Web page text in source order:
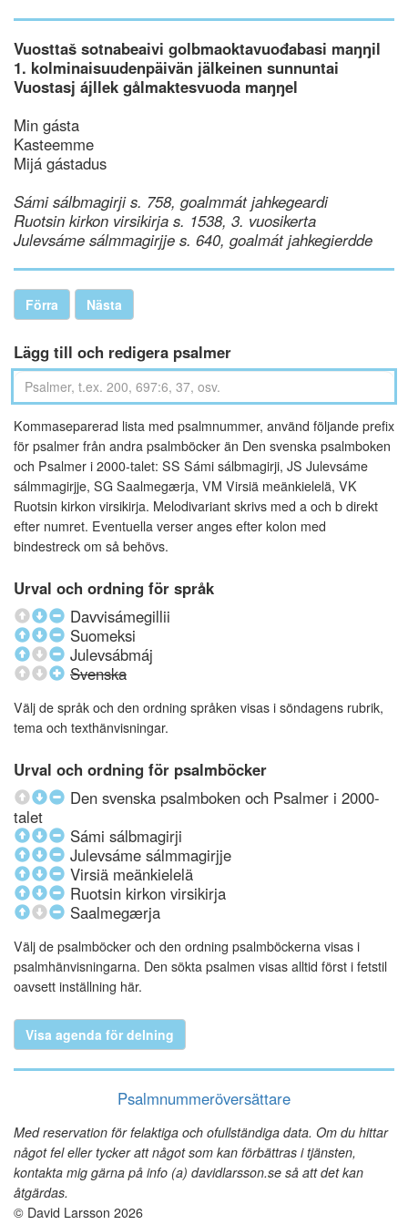
Vuosttaš sotnabeaivi golbmaoktavuođabasi maŋŋil
1. kolminaisuudenpäivän jälkeinen sunnuntai
Vuostasj ájllek gålmaktesvuoda maŋŋel
Min gásta
Kasteemme
Mijá gástadus
Sámi sálbmagirji s. 758, goalmmát jahkegeardi
Ruotsin kirkon virsikirja s. 1538, 3. vuosikerta
Julevsáme sálmmagirjje s. 640, goalmát jahkegierdde
Förra Nästa
Lägg till och redigera psalmer
Kommaseparerad lista med psalmnummer, använd följande prefix
för psalmer från andra psalmböcker än Den svenska psalmboken
och Psalmer i 2000-talet: SS Sámi sálbmagirji, JS Julevsáme
sálmmagirjje, SG Saalmegærja, VM Virsiä meänkielelä, VK
Ruotsin kirkon virsikirja. Melodivariant skrivs med a och b direkt
efter numret. Eventuella verser anges efter kolon med
bindestreck om så behövs.
Urval och ordning för språk
Davvisámegillii
Suomeksi
Julevsábmáj
Svenska
Välj de språk och den ordning språken visas i söndagens rubrik,
tema och texthänvisningar.
Urval och ordning för psalmböcker
Den svenska psalmboken och Psalmer i 2000-
talet
Sámi sálbmagirji
Julevsáme sálmmagirjje
Virsiä meänkielelä
Ruotsin kirkon virsikirja
Saalmegærja
Välj de psalmböcker och den ordning psalmböckerna visas i
psalmhänvisningarna. Den sökta psalmen visas alltid först i fetstil
oavsett inställning här.
Visa agenda för delning
Psalmnummeröversättare
Med reservation för felaktiga och ofullständiga data. Om du hittar
något fel eller tycker att något som kan förbättras i tjänsten,
kontakta mig gärna på info (a) davidlarsson.se så att det kan
åtgärdas.
© David Larsson 2026